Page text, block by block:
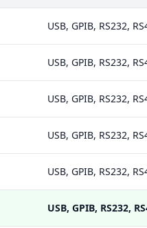
USB, GPIB, RS232,
USB, GPIB, RS232,
USB, GPIB, RS232,
USB, GPIB, RS232,
USB, GPIB, RS232,
USB, GPIB, RS232,